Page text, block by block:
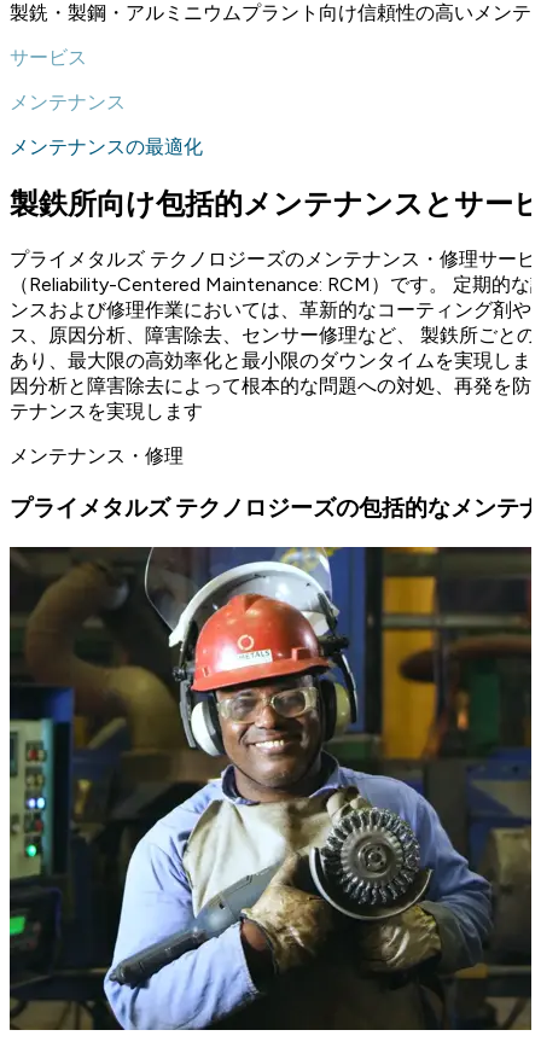
製銑・製鋼・アルミニウムプラント向け信頼性の高いメンテ
サービス
メンテナンス
メンテナンスの最適化
製鉄所向け包括的メンテナンスとサー
プライメタルズ テクノロジーズのメンテナンス・修理サー
（Reliability-Centered Maintenance: RCM）です。 定期的
ンスおよび修理作業においては、革新的なコーティング剤
ス、原因分析、障害除去、センサー修理など、 製鉄所ごと
あり、最大限の高効率化と最小限のダウンタイムを実現し
因分析と障害除去によって根本的な問題への対処、再発を
テナンスを実現します
メンテナンス・修理
プライメタルズ テクノロジーズの包括的なメンテ